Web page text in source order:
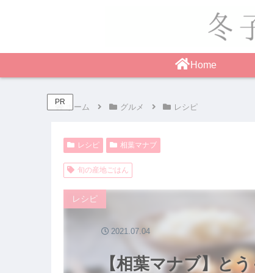
Home
PR
ホーム グルメ レシピ
レシピ 相葉マナブ
旬の産地ごはん
【相葉マナブ】と
レシピ
2021.07.04